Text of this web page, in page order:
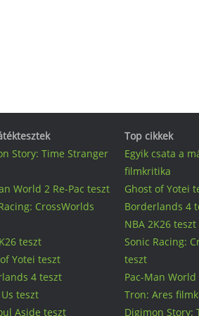
Story: Time Stranger
World 2 Re-Pac teszt
CrossWorlds
teszt
Yotei teszt
4 teszt
teszt
Aside teszt
Top cikkek
Egyik csata a
filmkritika
Ghost of Yotei
Borderlands 4
NBA 2K26 teszt
Sonic Racing:
teszt
Pac-Man World
Tron: Ares
Digimon Story: